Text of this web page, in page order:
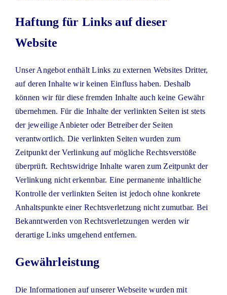
Haftung für Links auf dieser
Website
Unser Angebot enthält Links zu externen Websites Dritter,
auf deren Inhalte wir keinen Einfluss haben. Deshalb
können wir für diese fremden Inhalte auch keine Gewähr
übernehmen. Für die Inhalte der verlinkten Seiten ist stets
der jeweilige Anbieter oder Betreiber der Seiten
verantwortlich. Die verlinkten Seiten wurden zum
Zeitpunkt der Verlinkung auf mögliche Rechtsverstöße
überprüft. Rechtswidrige Inhalte waren zum Zeitpunkt der
Verlinkung nicht erkennbar. Eine permanente inhaltliche
Kontrolle der verlinkten Seiten ist jedoch ohne konkrete
Anhaltspunkte einer Rechtsverletzung nicht zumutbar. Bei
Bekanntwerden von Rechtsverletzungen werden wir
derartige Links umgehend entfernen.
Gewährleistung
Die Informationen auf unserer Webseite wurden mit